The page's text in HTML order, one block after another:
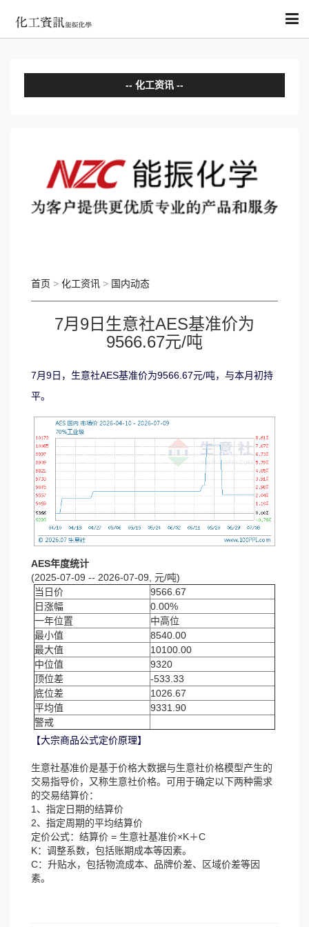
化工资讯
国际动态
首页 > 化工资讯 > 国内动态
7月9日生意社AES基准价为
9566.67元/吨
7月9日，生意社AES基准价为9566.67元/吨，与本月初持
平。
AES年度统计
(2025-07-09 -- 2026-07-09, 元/吨)
当日价
9566.67
日涨幅
0.00%
一年位置
中高位
最小值
8540.00
最大值
10100.00
中位值
9320
顶位差
-533.33
底位差
1026.67
平均值
9331.90
警戒
【大宗商品公式定价原理】
生意社基准价是基于价格大数据与生意社价格模型产生的
交易指导价，又称生意社价格。可用于确定以下两种需求
的交易结算价：
1、指定日期的结算价
2、指定周期的平均结算价
定价公式：结算价 = 生意社基准价×K＋C
K：调整系数，包括账期成本等因素。
C：升贴水，包括物流成本、品牌价差、区域价差等因
素。